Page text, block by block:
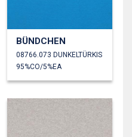
BÜNDCHEN
08766.073 DUNKELTÜRKIS
95%CO/5%EA